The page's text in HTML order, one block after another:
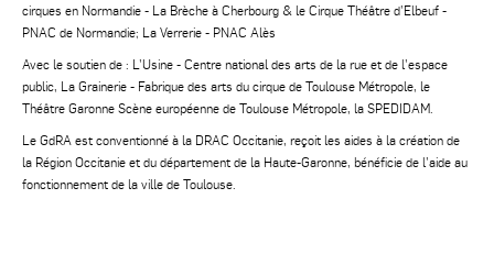
cirques en Normandie - La Brèche à Cherbourg & le Cirque Théâtre d’Elbeuf -
PNAC de Normandie; La Verrerie - PNAC Alès
Avec le soutien de : L’Usine - Centre national des arts de la rue et de l’espace
public, La Grainerie - Fabrique des arts du cirque de Toulouse Métropole, le
Théâtre Garonne Scène européenne de Toulouse Métropole, la SPEDIDAM.
Le GdRA est conventionné à la DRAC Occitanie, reçoit les aides à la création de
la Région Occitanie et du département de la Haute-Garonne, bénéficie de l’aide au
fonctionnement de la ville de Toulouse.